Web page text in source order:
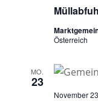
Österreich
MO.
23
November 23